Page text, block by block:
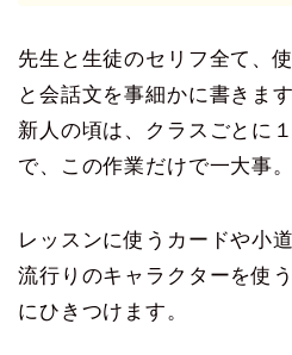
先生と生徒のセリフ全て、
と会話文を事細かに書きます
新人の頃は、クラスごとに
で、この作業だけで一大事。
レッスンに使うカードや小
流行りのキャラクターを使
にひきつけます。